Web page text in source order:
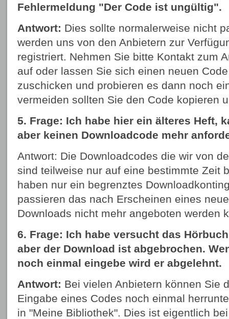
Fehlermeldung "Der Code ist ungültig".
Antwort: Dies sollte normalerweise nicht
werden uns von den Anbietern zur
registriert. Nehmen Sie bitte Kontakt zum
auf oder lassen Sie sich einen neuen
zuschicken und probieren es dann noch
vermeiden sollten Sie den Code kopieren
5. Frage: Ich habe hier ein älteres Heft,
aber keinen Downloadcode mehr
Antwort: Die Downloadcodes die wir von
sind teilweise nur auf eine bestimmte Zeit
haben nur ein begrenztes
passieren das nach Erscheinen eines
Downloads nicht mehr angeboten werden
6. Frage: Ich habe versucht das
aber der Download ist abgebrochen.
noch einmal eingebe wird er abgelehnt.
Antwort: Bei vielen Anbietern können Sie
Eingabe eines Codes noch einmal
in "Meine Bibliothek". Dies ist eigentlich